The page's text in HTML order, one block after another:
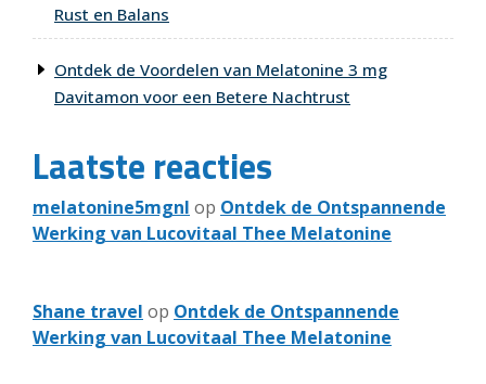
Rust en Balans
Ontdek de Voordelen van Melatonine 3 mg
Davitamon voor een Betere Nachtrust
Laatste reacties
melatonine5mgnl op Ontdek de Ontspannende
Werking van Lucovitaal Thee Melatonine
Shane travel op Ontdek de Ontspannende
Werking van Lucovitaal Thee Melatonine